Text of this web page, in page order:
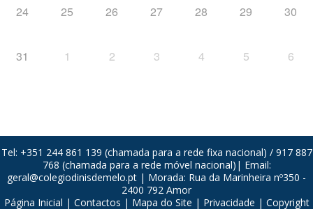
24 25 26 27 28 29 30
31 1 2 3 4 5 6
Tel: +351 244 861 139 (chamada para a rede fixa nacional) / 917 887
768 (chamada para a rede móvel nacional)| Email:
geral@colegiodinisdemelo.pt | Morada: Rua da Marinheira nº350 -
2400 792 Amor
Página Inicial | Contactos | Mapa do Site | Privacidade | Copyright